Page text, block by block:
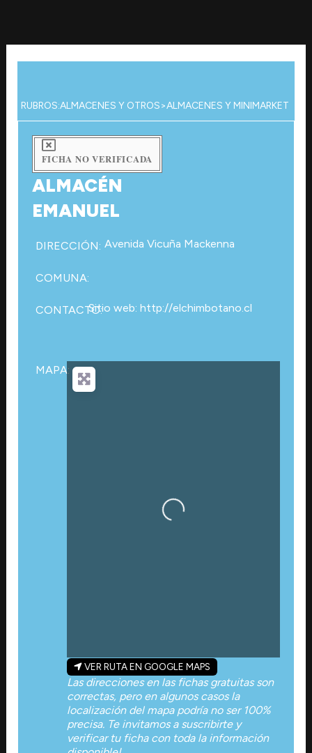
contenido
RUBROS:ALMACENES Y OTROS>ALMACENES Y MINIMARKET
FICHA NO VERIFICADA
ALMACÉN
EMANUEL
DIRECCIÓN: Avenida Vicuña Mackenna
COMUNA:
CONTACTO:Sitio web: http://elchimbotano.cl
MAPA:
Cargando…
VER RUTA EN GOOGLE MAPS
Las direcciones en las fichas gratuitas son
correctas, pero en algunos casos la
localización del mapa podría no ser 100%
precisa. Te invitamos a suscribirte y
verificar tu ficha con toda la información